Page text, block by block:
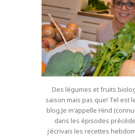
Des légumes et fruits
saison mais pas que! Tel est
blog.Je m'appelle Hind
dans les épisodes
j'écrivais les recettes